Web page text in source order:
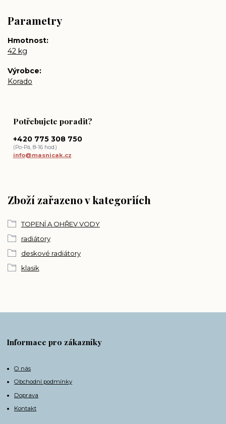
Parametry
Hmotnost
42 kg
Výrobce
Korado
Zboží zařazeno v kategoriích
TOPENÍ A OHŘEV VODY
radiátory
deskové radiátory
klasik
Potřebujete poradit?
+420 775 308 750
(Po-Pá, 8-16 hod.)
info@masnicak.cz
Informace pro zákazníky
O nás
Obchodní podmínky
Doprava
Kontakt